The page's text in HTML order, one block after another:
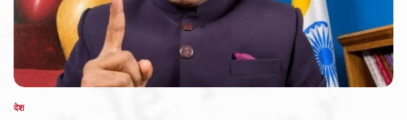
POSTED
देश